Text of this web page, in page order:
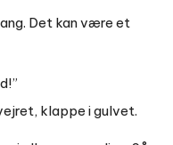
Det kan være et
klappe i gulvet.